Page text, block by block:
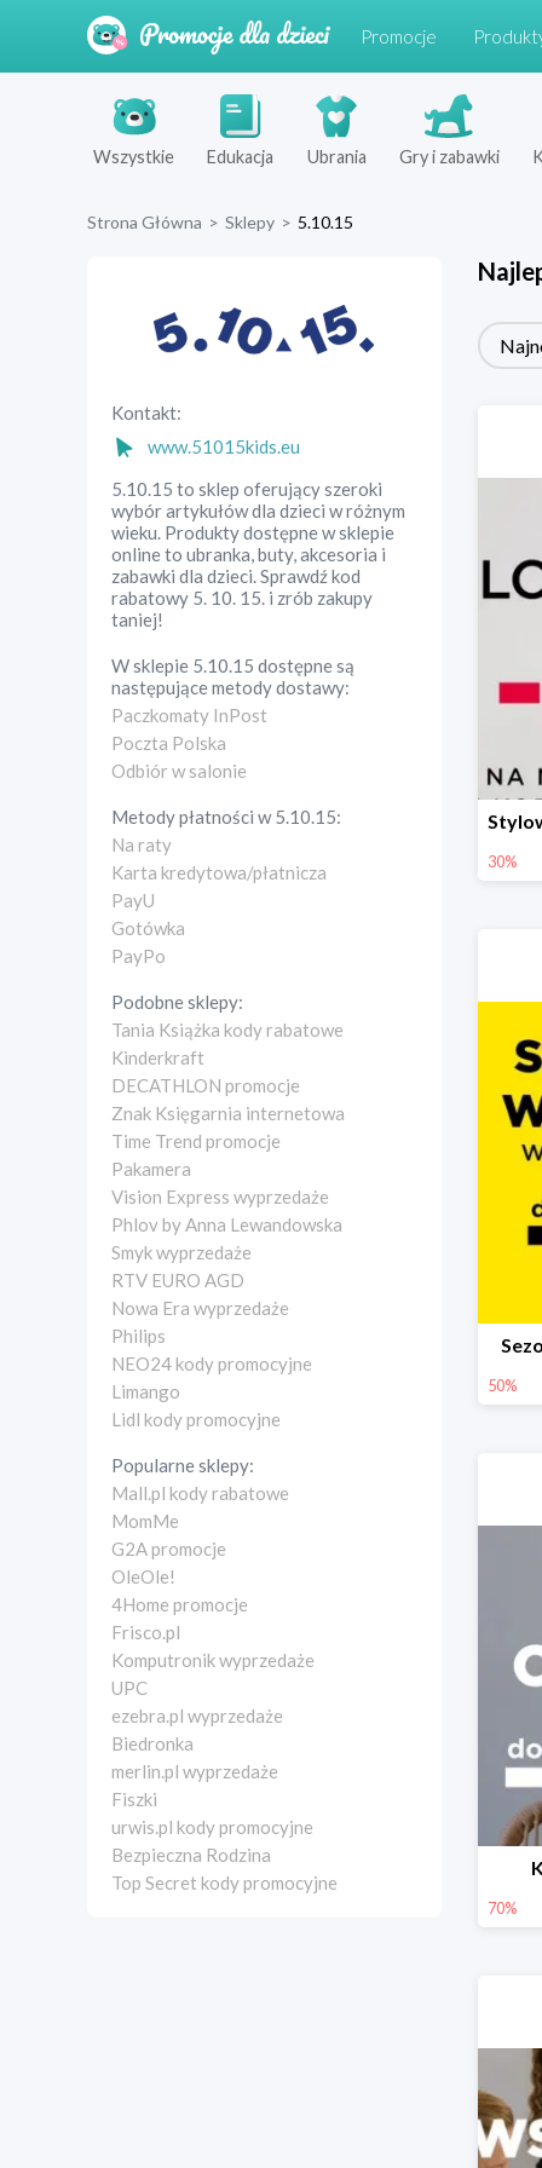
Promocje
Wszystkie Edukacja Ubrania Gry i zabawki
Strona Główna > Sklepy > 5.10.15
Kontakt:
www.51015kids.eu
5.10.15 to sklep oferujący szeroki
wybór artykułów dla dzieci w różnym
wieku. Produkty dostępne w sklepie
online to ubranka, buty, akcesoria i
zabawki dla dzieci. Sprawdź kod
rabatowy 5. 10. 15. i zrób zakupy
taniej!
W sklepie 5.10.15 dostępne są
następujące metody dostawy:
Paczkomaty InPost
Poczta Polska
Odbiór w salonie
Metody płatności w5.10.15:
Na raty
Karta kredytowa/płatnicza
PayU
Gotówka
PayPo
Podobne sklepy:
Tania Książka kody rabatowe
Kinderkraft
DECATHLON promocje
Znak Księgarnia internetowa
Time Trend promocje
Pakamera
Vision Express wyprzedaże
Phlov by Anna Lewandowska
Smyk wyprzedaże
RTV EURO AGD
Nowa Era wyprzedaże
Philips
NEO24 kody promocyjne
Limango
Lidl kody promocyjne
Popularne sklepy:
Mall.pl kody rabatowe
MomMe
G2A promocje
OleOle!
4Home promocje
Frisco.pl
Komputronik wyprzedaże
UPC
ezebra.pl wyprzedaże
Biedronka
merlin.pl wyprzedaże
Fiszki
urwis.pl kody promocyjne
Bezpieczna Rodzina
Top Secret kody promocyjne
30%
50%
70%